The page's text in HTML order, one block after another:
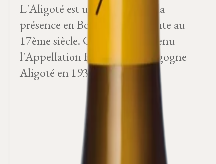
L'Aligoté est un cépage dont la
présence en Bourgogne remonte au
17ème siècle. Ce cépage a obtenu
l'Appellation Régionale Bourgogne
Aligoté en 1937.